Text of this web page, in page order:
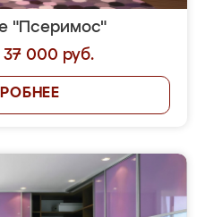
"Псеримос"
37 000 руб.